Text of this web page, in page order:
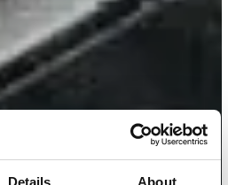
Details About